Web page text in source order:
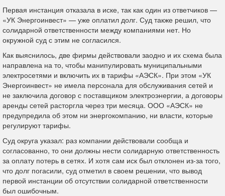
Первая инстанция отказала в иске, так как один из ответчиков —
«УК Энергоинвест» — уже оплатил долг. Суд также решил, что
солидарной ответственности между компаниями нет. Но
окружной суд с этим не согласился.
Как выяснилось, две фирмы действовали заодно и их схема была
направлена на то, чтобы манипулировать муниципальными
электросетями и включить их в тарифы «АЭСК». При этом «УК
Энергоинвест» не имела персонала для обслуживания сетей и
не заключила договор с поставщиком электроэнергии, а договоры
аренды сетей расторгла через три месяца. ООО «АЭСК» не
предупредила об этом ни энергокомпанию, ни власти, которые
регулируют тарифы.
Суд округа указал: раз компании действовали сообща и
согласованно, то они должны нести солидарную ответственность
за оплату потерь в сетях. И хотя сам иск был отклонен из-за того,
что долг погасили, суд отметил в своем решении, что вывод
первой инстанции об отсутствии солидарной ответственности
был ошибочным.